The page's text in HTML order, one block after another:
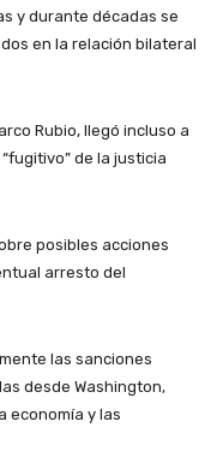
y durante décadas se
en la relación bilateral
Rubio, llegó incluso a
de la justicia
posibles acciones
arresto del
las sanciones
desde Washington,
economía y las